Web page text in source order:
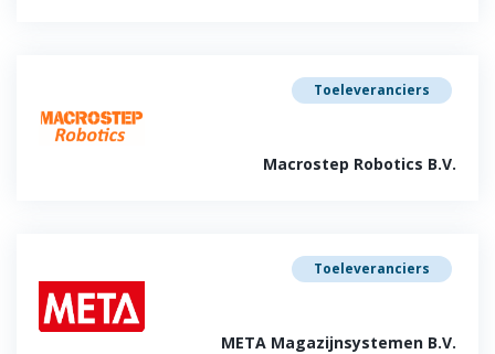
Toeleveranciers
Macrostep Robotics B.V.
Toeleveranciers
META Magazijnsystemen B.V.